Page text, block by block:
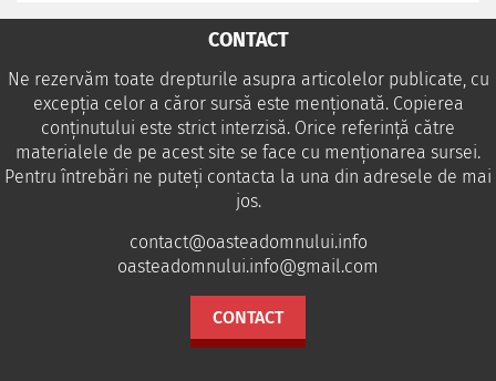
CONTACT
Ne rezervăm toate drepturile asupra articolelor publicate, cu
excepția celor a căror sursă este menționată. Copierea
conținutului este strict interzisă. Orice referință către
materialele de pe acest site se face cu menționarea sursei.
Pentru întrebări ne puteţi contacta la una din adresele de mai
jos.
contact@oasteadomnului.info
oasteadomnului.info@gmail.com
CONTACT